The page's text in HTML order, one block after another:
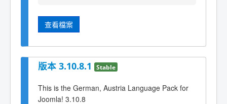
查看檔案
版本 3.10.8.1 Stable
This is the German, Austria Language Pack for
Joomla! 3.10.8